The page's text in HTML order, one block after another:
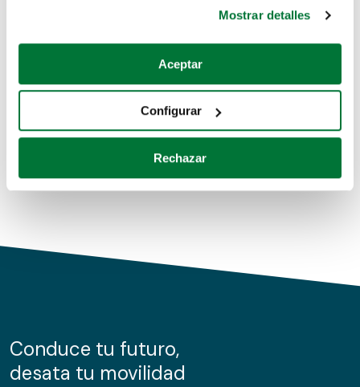
Si lo permite, también quisiéramos:
Recopilar información sobre su ubicación geográfica
Identificar su dispositivo analizándolo activamente
para buscar características específicas (huellas
Obtenga más información sobre cómo se procesan sus
de cookies.
información sobre el uso que haga del sitio web con
nuestros partners de redes sociales, publicidad y análisis
Mostrar detalles
Aceptar
Configurar
Rechazar
Coches de segunda mano
Coches de km0
Conduce tu futuro,
desata tu movilidad